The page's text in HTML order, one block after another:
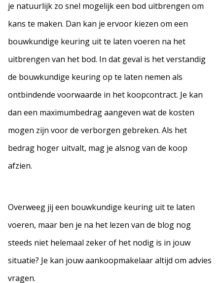
je natuurlijk zo snel mogelijk een bod uitbrengen om
kans te maken. Dan kan je ervoor kiezen om een
bouwkundige keuring uit te laten voeren na het
uitbrengen van het bod. In dat geval is het verstandig
de bouwkundige keuring op te laten nemen als
ontbindende voorwaarde in het koopcontract. Je kan
dan een maximumbedrag aangeven wat de kosten
mogen zijn voor de verborgen gebreken. Als het
bedrag hoger uitvalt, mag je alsnog van de koop
afzien.
Overweeg jij een bouwkundige keuring uit te laten
voeren, maar ben je na het lezen van de blog nog
steeds niet helemaal zeker of het nodig is in jouw
situatie? Je kan jouw aankoopmakelaar altijd om advies
vragen.